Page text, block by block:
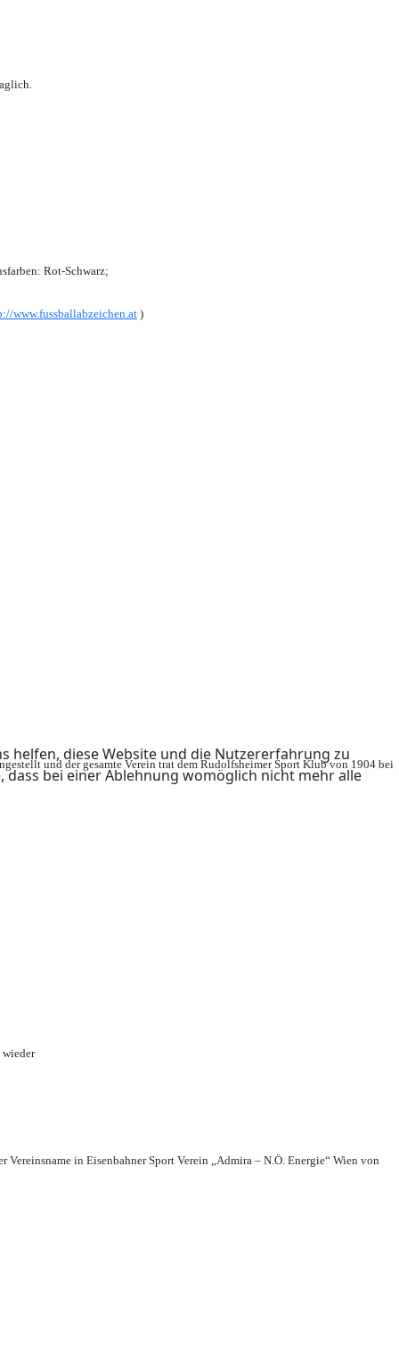
helfen, diese Website und die Nutzererfahrung zu
dass bei einer Ablehnung womöglich nicht mehr alle
Rot-Schwarz;
www.fussballabzeichen.at )
und der gesamte Verein trat dem Rudolfsheimer Sport Klub von 1904 bei
wieder
Vereinsname in Eisenbahner Sport Verein „Admira – N.Ö. Energie“ Wien von